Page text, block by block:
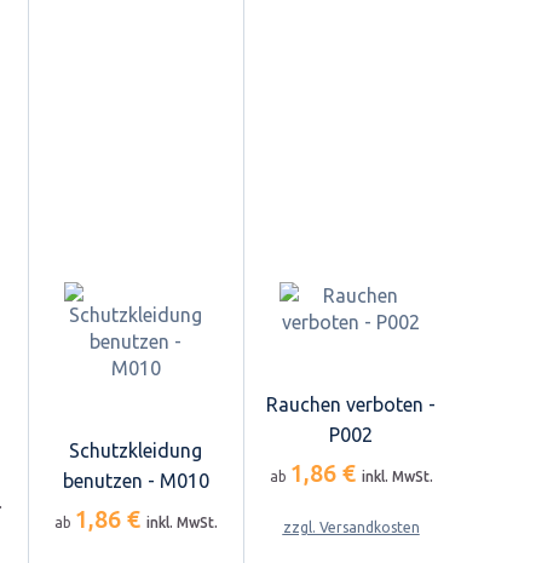
Schutzkleidung
benutzen - M010
ab 1,86 € inkl. MwSt.
Rauchen verboten -
P002
ab 1,86 € inkl. MwSt.
zzgl. Versandkosten